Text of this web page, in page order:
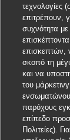
τεχνολογίες
επιτρέπουν,
συχνότητα με
επισκεπτών,
σκοπό τη
και να
του
παρόχους
επίπεδο
Πολιτείες).